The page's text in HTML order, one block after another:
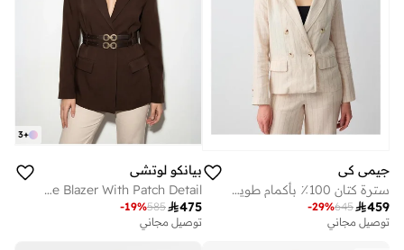
جيمي كي
سترة كتان 100٪ بأكمام طويلة باللون الحجر.
459
645
-29%
توصيل مجاني
+
3
بيانكو لوتشي
LUCCI Long Crepe Blazer With Patch Detail
475
585
-19%
توصيل مجاني